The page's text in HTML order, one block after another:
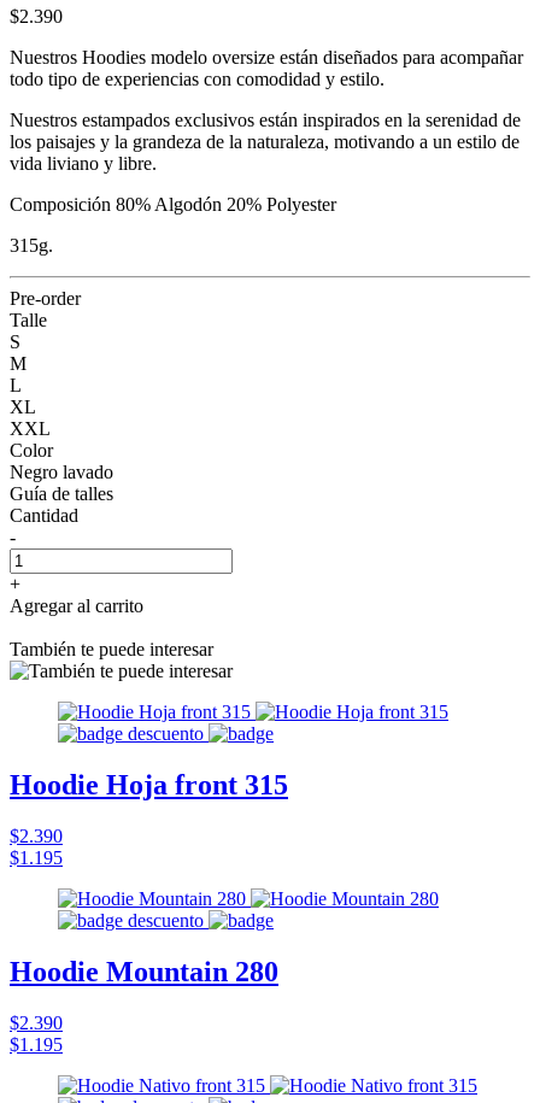
$2.390
Nuestros Hoodies modelo oversize están diseñados para acompañar
todo tipo de experiencias con comodidad y estilo.
Nuestros estampados exclusivos están inspirados en la serenidad de
los paisajes y la grandeza de la naturaleza, motivando a un estilo de
vida liviano y libre.
Composición 80% Algodón 20% Polyester
315g.
Pre-order
Talle
S
M
L
XL
XXL
Color
Negro lavado
Guía de talles
Cantidad
-
+
Agregar al carrito
También te puede interesar
Hoodie Hoja front 315
$2.390
$1.195
Hoodie Mountain 280
$2.390
$1.195